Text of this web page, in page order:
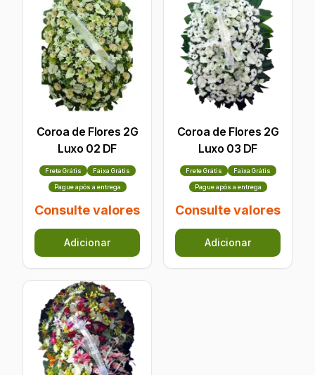
Coroa de Flores 2G
Luxo 02 DF
Frete Grátis Faixa Grátis
Pague após a entrega
Consulte valores
Adicionar
Coroa de Flores 2G
Luxo 03 DF
Frete Grátis Faixa Grátis
Pague após a entrega
Consulte valores
Adicionar